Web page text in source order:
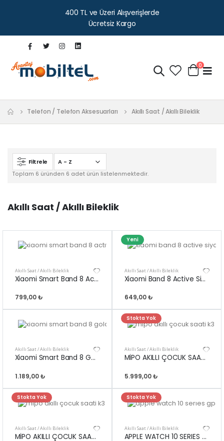
400 TL ve Üzeri Alışverişlerde
Ücretsiz Kargo
0
Telefon / Telefon Aksesuarları Akıllı Saat / Akıllı Bileklik
Filtrele
Toplam 6 üründen 6 adet ürün listelenmektedir.
Akıllı Saat / Akıllı Bileklik
Akıllı Saat / Akıllı Bileklik
Xiaomi Smart Band 8 Actıve Pembe
799,00 ₺
Yeni
Akıllı Saat / Akıllı Bileklik
Xiaomi Band 8 Active Siyah
649,00 ₺
Akıllı Saat / Akıllı Bileklik
Xiaomi Smart Band 8 Gold
1.189,00 ₺
Stokta Yok
Akıllı Saat / Akıllı Bileklik
MİPO AKILLI ÇOCUK SAATİ K3 PEMBE
5.999,00 ₺
Stokta Yok
Akıllı Saat / Akıllı Bileklik
MİPO AKILLI ÇOCUK SAATİ K3 MAVİ
Stokta Yok
Akıllı Saat / Akıllı Bileklik
APPLE WATCH 10 SERIES GPS 46MM S-M SİYAH (OEM) (DEMO)